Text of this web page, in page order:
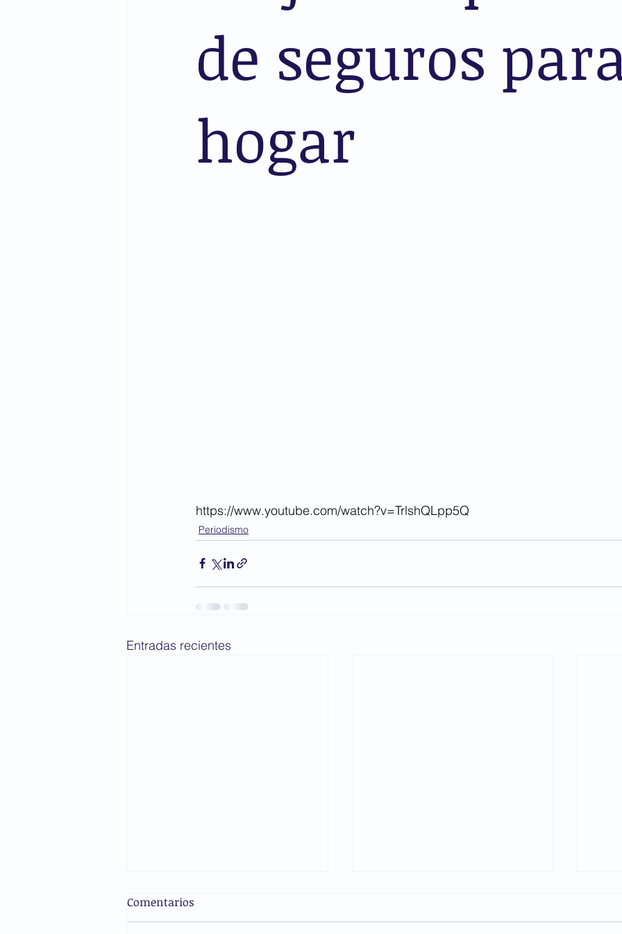
de seguros
hogar
https://www.youtube.com/watch?v=TrlshQLpp5Q
Periodismo
Entradas recientes
El modelo de las
Comentarios